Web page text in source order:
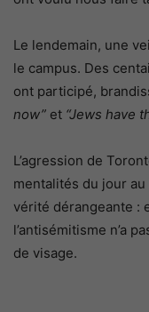
Le lendemain, une
le campus. Des
ont participé,
now” et “Jews have
L’agression de
mentalités du jour
vérité dérangeante :
l’antisémitisme n’a
de visage.